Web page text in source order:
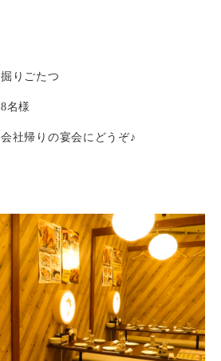
掘りごたつ
8名様
会社帰りの宴会にどうぞ♪